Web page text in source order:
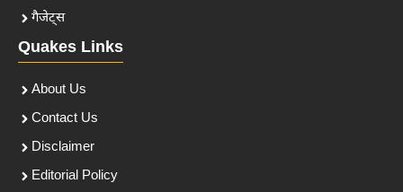
गैजेट्स
Quakes Links
About Us
Contact Us
Disclaimer
Editorial Policy